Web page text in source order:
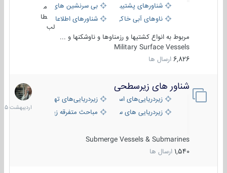
شناورهای پشتیبانی
بی سرنشین های دریایی
ناوهای آبی خاکی و نیروبرشناورهای اطلاعاتی و جاسوسی
طا
لب
مربوط به انواع کشتیها و رزمناوها و ناوشکنها و ...
Military Surface Vessels
6,826 ارسال ها
شناور های زیرسطحی
زیردریایی‌های استراتژیکزیردریایی‌های تهاجمی
زیردریایی های سبک
مباحث متفرقه زیرسطحی
Submerge Vessels & Submarines
1,540 ارسال ها
31
1405